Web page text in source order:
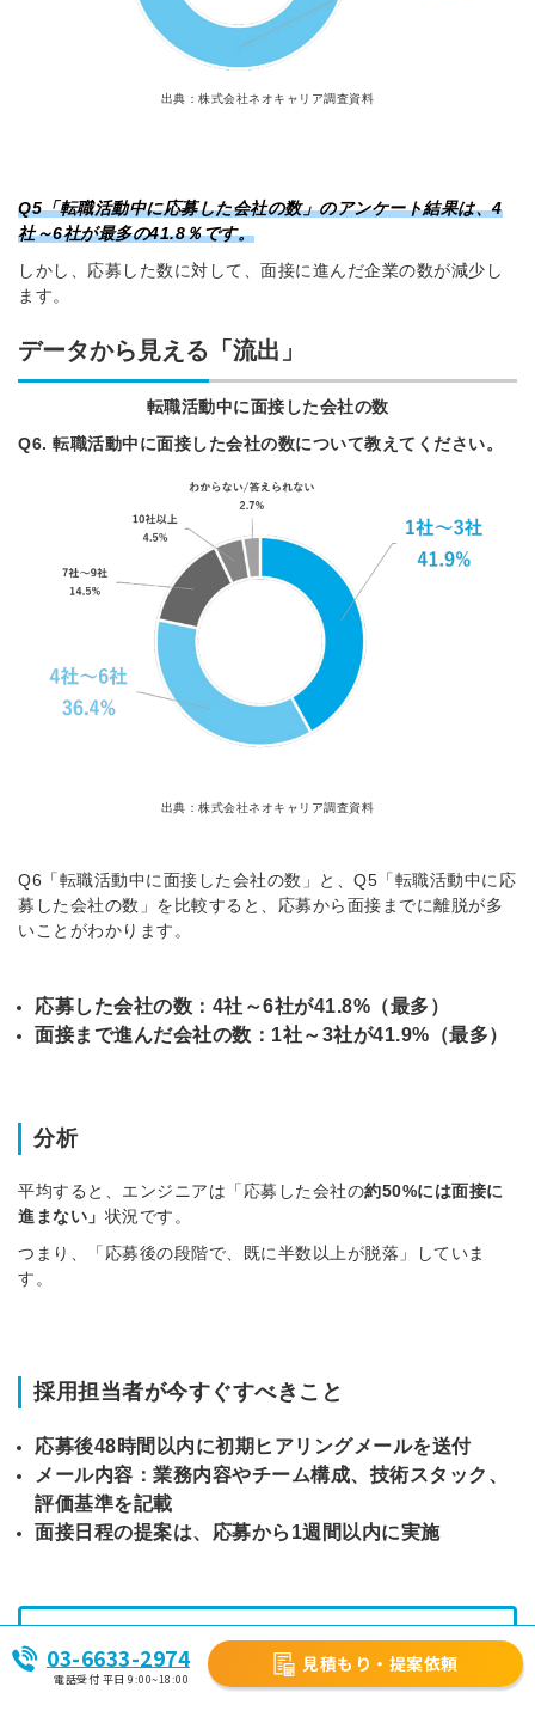
出典：株式会社ネオキャリア調査資料
Q5「転職活動中に応募した会社の数」のアンケート結果は、4
社～6社が最多の41.8％です。
しかし、応募した数に対して、面接に進んだ企業の数が減少し
ます。
データから見える「流出」
転職活動中に面接した会社の数
Q6. 転職活動中に面接した会社の数について教えてください。
出典：株式会社ネオキャリア調査資料
Q6「転職活動中に面接した会社の数」と、Q5「転職活動中に応
募した会社の数」を比較すると、応募から面接までに離脱が多
いことがわかります。
応募した会社の数：4社～6社が41.8%（最多）
面接まで進んだ会社の数：1社～3社が41.9%（最多）
分析
平均すると、エンジニアは「応募した会社の約50%には面接に
進まない」 状況です。
つまり、「応募後の段階で、既に半数以上が脱落」していま
す。
採用担当者が今すぐすべきこと
応募後48時間以内に初期ヒアリングメールを送付
メール内容：業務内容やチーム構成、技術スタック、
評価基準を記載
面接日程の提案は、応募から1週間以内に実施
■重要なポイント：数値目標の設定
応募から面接到達率：現在50%→目標70%以上
03-6633-2974
電話受付 平日 9:00~18:00
見積もり・提案依頼